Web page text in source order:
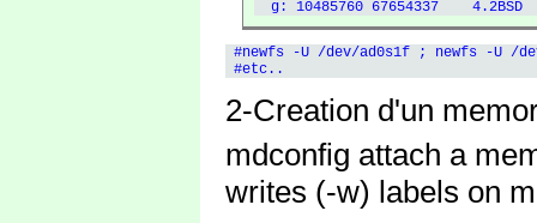
#newfs -U /dev/ad0s1f ; newfs -U /
2-Creation d'un
mdconfig attach a
writes (-w) labels on